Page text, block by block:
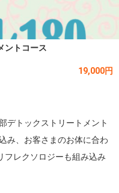
ントコース
19,000円
デトックストリートメント
み、お客さまのお体に合わ
フレクソロジーも組み込み